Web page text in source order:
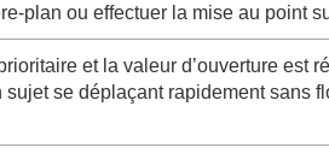
plan ou effectuer la mise au point
et la valeur d’ouverture
se déplaçant rapidement sans